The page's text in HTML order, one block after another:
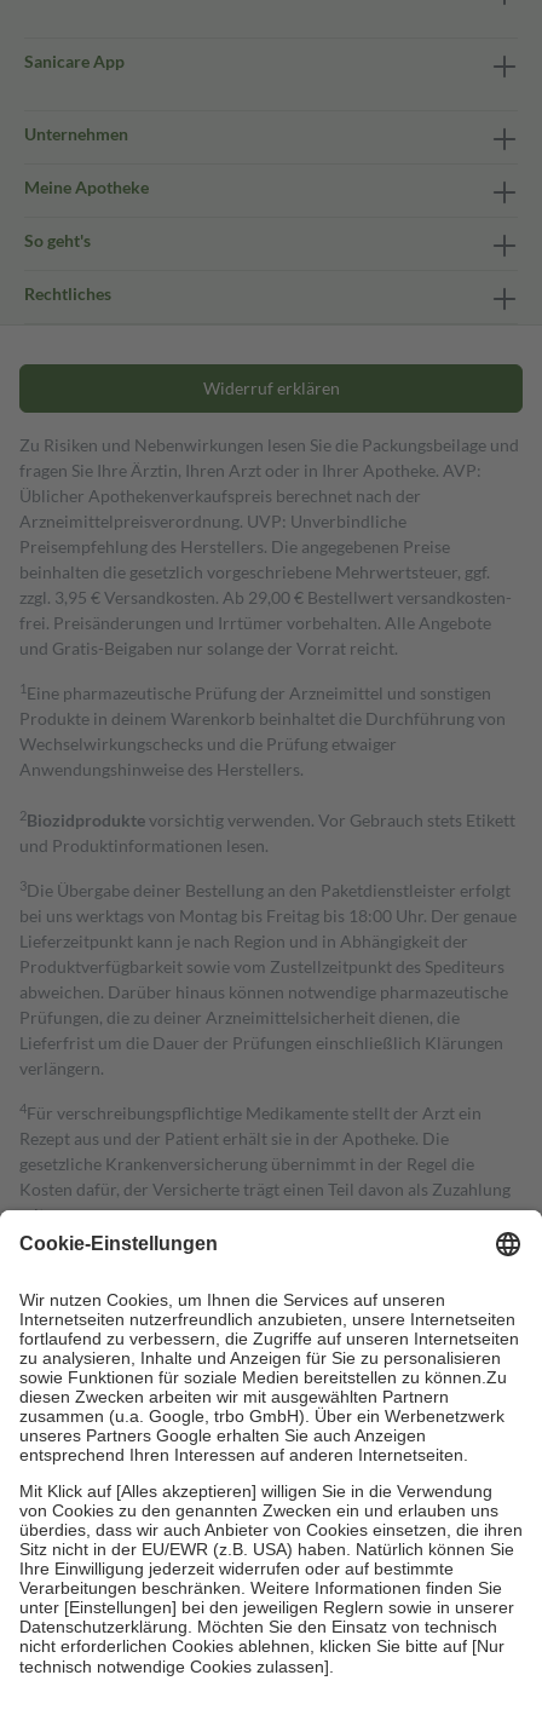
Sanicare App
Unternehmen
Meine Apotheke
So geht's
Rechtliches
Widerruf erklären
Zu Risiken und Nebenwirkungen lesen Sie die Packungsbeilage und
fragen Sie Ihre Ärztin, Ihren Arzt oder in Ihrer Apotheke. AVP:
Üblicher Apothekenverkaufspreis berechnet nach der
Arzneimittelpreisverordnung. UVP: Unverbindliche
Preisempfehlung des Herstellers. Die angegebenen Preise
beinhalten die gesetzlich vorgeschriebene Mehrwertsteuer, ggf.
zzgl. 3,95 € Versandkosten. Ab 29,00 € Bestell­wert versand­kosten­
frei. Preisänderungen und Irrtümer vorbehalten. Alle Angebote
und Gratis-Beigaben nur solange der Vorrat reicht.
1 Eine pharmazeutische Prüfung der Arzneimittel und sonstigen
Produkte in deinem Warenkorb beinhaltet die Durchführung von
Wechselwirkungschecks und die Prüfung etwaiger
Anwendungshinweise des Herstellers.
2Biozidproduktevorsichtig verwenden. Vor Gebrauch stets Etikett
und Produktinformationen lesen.
3Die Übergabe deiner Bestellung an den Paketdienstleister erfolgt
bei uns werktags von Montag bis Freitag bis 18:00 Uhr. Der genaue
Lieferzeitpunkt kann je nach Region und in Abhängigkeit der
Produktverfügbarkeit sowie vom Zustellzeitpunkt des Spediteurs
abweichen. Darüber hinaus können notwendige pharmazeutische
Prüfungen, die zu deiner Arzneimittelsicherheit dienen, die
Lieferfrist um die Dauer der Prüfungen einschließlich Klärungen
verlängern.
4Für verschreibungspflichtige Medikamente stellt der Arzt ein
Rezept aus und der Patient erhält sie in der Apotheke. Die
gesetzliche Krankenversicherung übernimmt in der Regel die
Kosten dafür, der Versicherte trägt einen Teil davon als Zuzahlung
mit.
Grundsätzlich leisten Mitglieder Zuzahlungen in Höhe von zehn
höchstens zehn Euro.
Es sind jedoch nie mehr als die tatsächlichen
Kosten der Leistung zu entrichten.
Diese Regeln gelten grundsätzlich auch für Online-Apotheken.
Bei Heilmitteln und häuslicher Krankenpflege beträgt die
Zuzahlung zehn Prozent der Kosten sowie zehn Euro je
Verordnung.
Um das Engagement der Versicherten für ihre eigene Gesundheit zu
stärken und die besondere Stellung der Familie zu unterstützen,
fallenkeine Zuzahlungenan bei:
• Kindern und Jugendlichen bis zum vollendeten 18. Lebensjahr
mit Ausnahme der Fahrkosten
• Untersuchungen zur Vorsorge und Früherkennung, die von der
GKV getragen werden
• empfohlenen Schutzimpfungen
• Harn- und Blutteststreifen